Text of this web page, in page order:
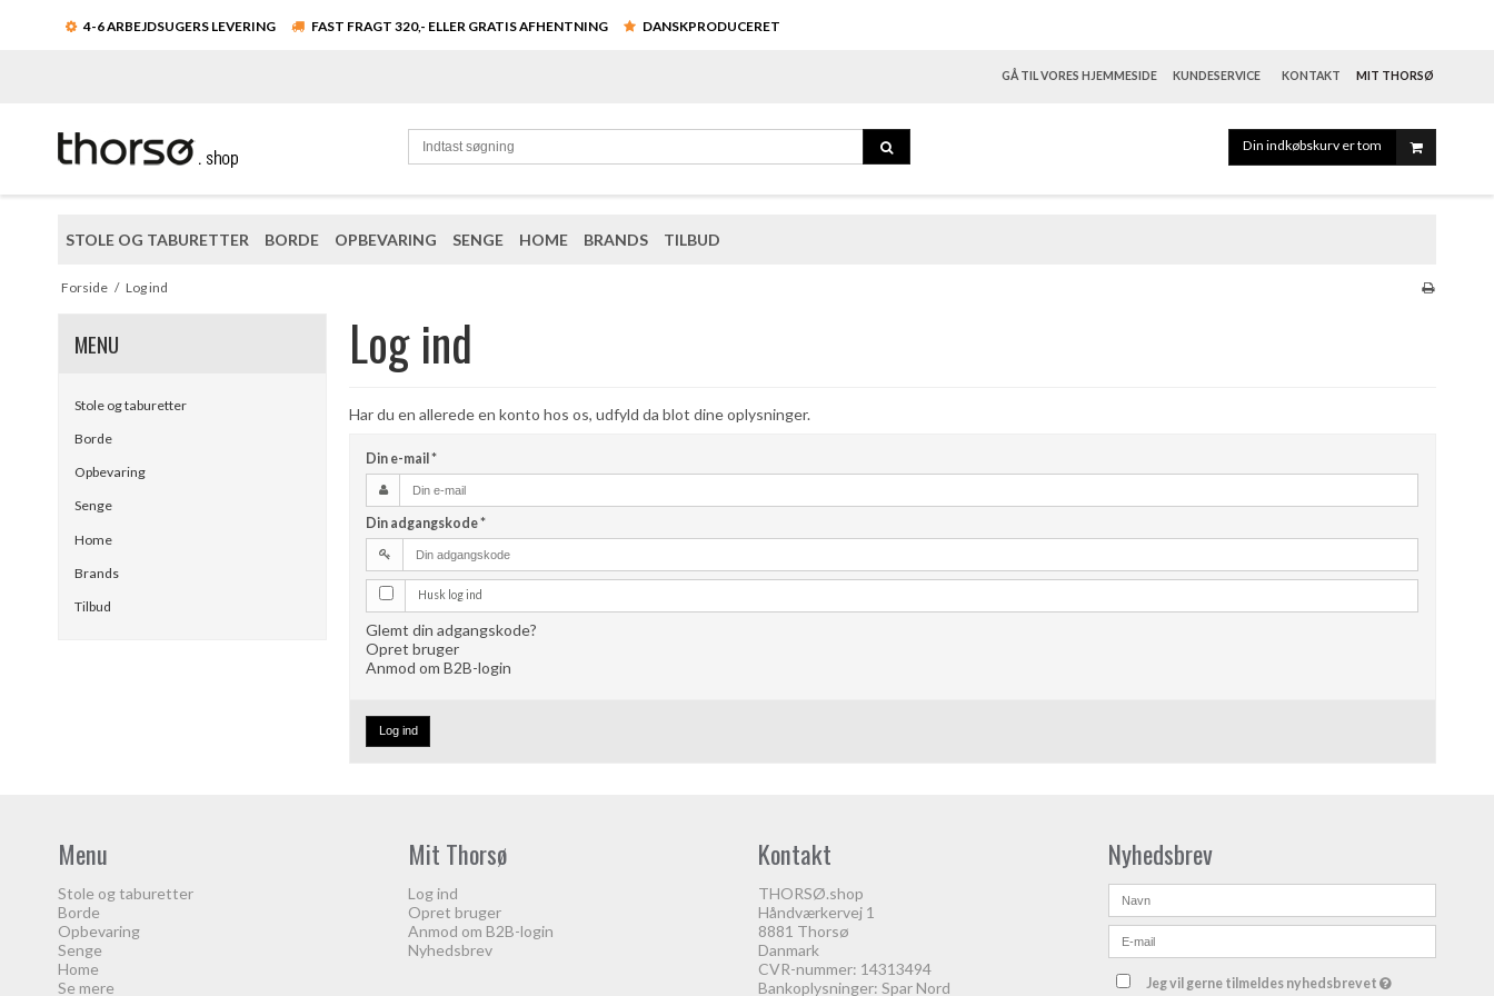
4-6 ARBEJDSUGERS LEVERING FAST FRAGT 320,- ELLER GRATIS AFHENTNING DANSKPRODUCERET
GÅ TIL VORES HJEMMESIDE KUNDESERVICE KONTAKT MIT THORSØ
Din indkøbskurv er tom
STOLE OG TABURETTER BORDE OPBEVARING SENGE HOME BRANDS TILBUD
Forside / Log ind
MENU
Stole og taburetter
Borde
Opbevaring
Senge
Home
Brands
Tilbud
Log ind
Har du en allerede en konto hos os, udfyld da blot dine oplysninger.
Din e-mail*
Din adgangskode*
Husk log ind
Glemt din adgangskode?
Opret bruger
Anmod om B2B-login
Log ind
Menu
Stole og taburetter
Borde
Opbevaring
Senge
Home
Se mere
Mit Thorsø
Log ind
Opret bruger
Anmod om B2B-login
Nyhedsbrev
Kontakt
THORSØ.shop
Håndværkervej 1
8881 Thorsø
Danmark
CVR-nummer: 14313494
Bankoplysninger: Spar Nord
Nyhedsbrev
Jeg vil gerne tilmeldes nyhedsbrevet